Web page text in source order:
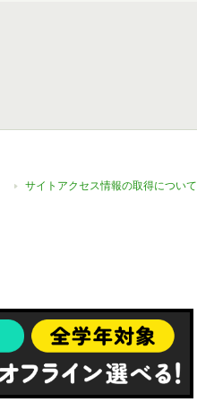
サイトアクセス情報の取得について